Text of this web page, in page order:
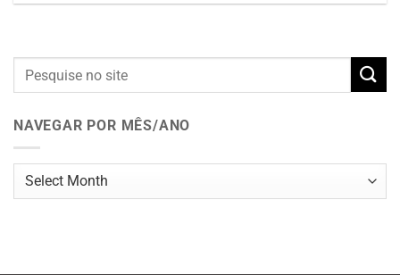
NAVEGAR POR MÊS/ANO
Navegar